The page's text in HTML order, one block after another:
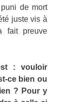
de mort
juste vis à
fait preuve
: vouloir
ce bien ou
? Pour y